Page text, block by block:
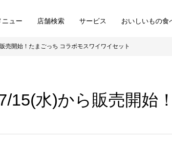
ニュー 店舗検索 サービス おいしいもの食
売開始！たまごっち コラボモスワイワイセット
15(水)から販売開始